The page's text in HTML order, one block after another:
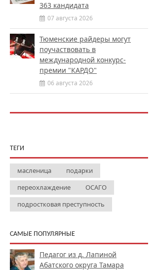
363 кандидата
07 августа 2026
Тюменские райдеры могут
поучаствовать в
международной конкурс-
премии "КАРДО"
06 августа 2026
ТЕГИ
масленица
подарки
переохлаждение
ОСАГО
подростковая преступность
САМЫЕ ПОПУЛЯРНЫЕ
Педагог из д. Лапиной
Абатского округа Тамара